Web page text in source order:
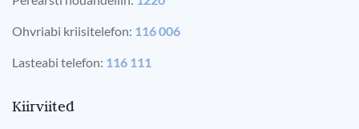
Ohvriabi kriisitelefon: 116 006
Lasteabi telefon: 116 111
Kiirviited